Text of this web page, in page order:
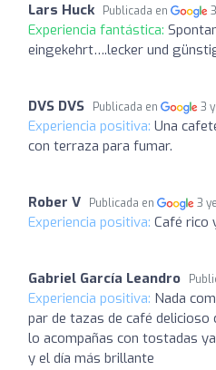
Lars Huck Publicada en
Experiencia fantástica:
eingekehrt….lecker und
DVS DVS Publicada en 3
Experiencia positiva: Una
con terraza para fumar.
Rober V Publicada en 3
Experiencia positiva: Café rico
Gabriel García Leandro
Experiencia positiva: Nada
par de tazas de café delicioso
lo acompañas con tostadas
y el día más brillante